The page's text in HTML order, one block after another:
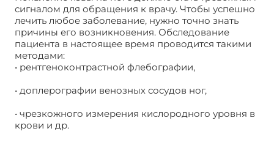
сигналом для обращения к врачу. Чтобы успешно
лечить любое заболевание, нужно точно знать
причины его возникновения. Обследование
пациента в настоящее время проводится такими
методами:
• рентгеноконтрастной флебографии,
• доплерографии венозных сосудов ног,
• чрезкожного измерения кислородного уровня в
крови и др.